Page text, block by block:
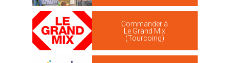
Commander à
Le Grand Mix
(Tourcoing)